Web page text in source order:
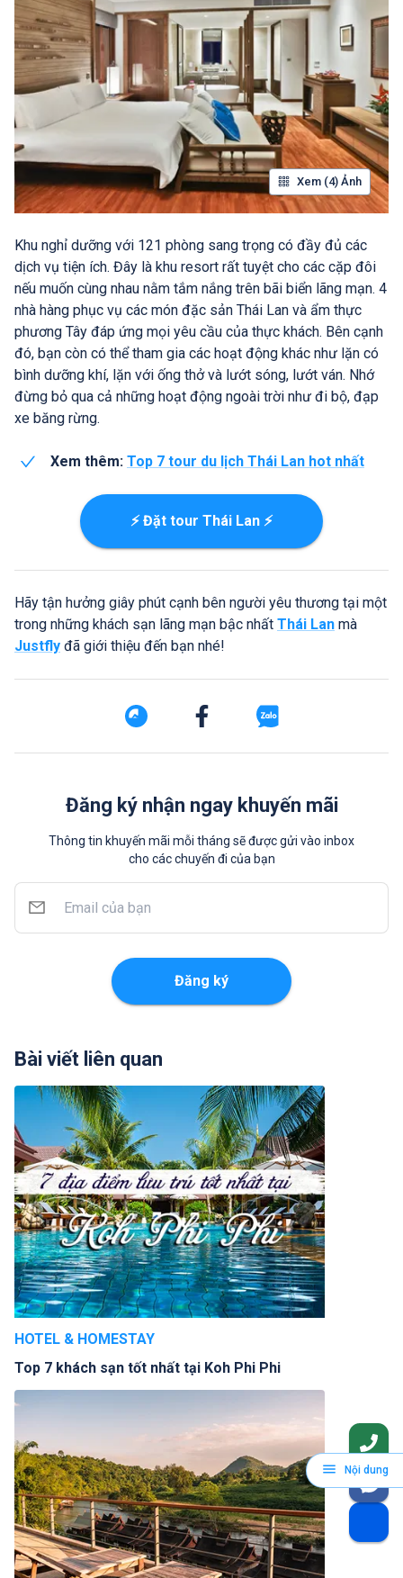
Xem (4) Ảnh
Khu nghỉ dưỡng với 121 phòng sang trọng có đầy đủ các
dịch vụ tiện ích. Đây là khu resort rất tuyệt cho các cặp đôi
nếu muốn cùng nhau nằm tắm nắng trên bãi biển lãng mạn. 4
nhà hàng phục vụ các món đặc sản Thái Lan và ẩm thực
phương Tây đáp ứng mọi yêu cầu của thực khách. Bên cạnh
đó, bạn còn có thể tham gia các hoạt động khác như lặn có
bình dưỡng khí, lặn với ống thở và lướt sóng, lướt ván. Nhớ
đừng bỏ qua cả những hoạt động ngoài trời như đi bộ, đạp
xe băng rừng.
Xem thêm: Top 7 tour du lịch Thái Lan hot nhất
⚡ Đặt tour Thái Lan ⚡
Hãy tận hưởng giây phút cạnh bên người yêu thương tại một
trong những khách sạn lãng mạn bậc nhất Thái Lan mà
Justfly đã giới thiệu đến bạn nhé!
Nội dung
Đăng ký nhận ngay khuyến mãi
Thông tin khuyến mãi mỗi tháng sẽ được gửi vào inbox
cho các chuyến đi của bạn
Đăng ký
Bài viết liên quan
HOTEL & HOMESTAY
Top 7 khách sạn tốt nhất tại Koh Phi Phi